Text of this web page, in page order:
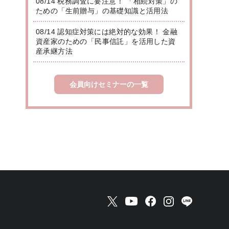
ための「生前贈与」の基礎知識と活用法
08/14 認知症対策には絶対的な効果！ 金融
資産家のための「民事信託」を活用した資
産承継方法
会員向けセミナーの一覧